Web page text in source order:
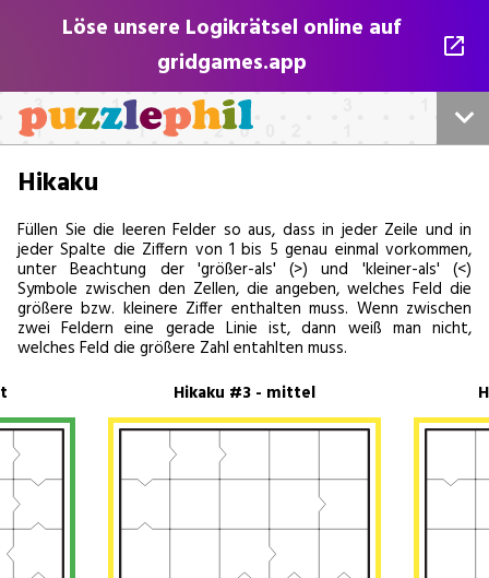
Löse unsere Logikrätsel online auf
gridgames.app
Alle unsere Rätsel
Sudokus
Kreuzwort
Kontakt
Hikaku
Füllen Sie die leeren Felder so aus, dass in jeder Zeile und in
jeder Spalte die Ziffern von 1 bis 5 genau einmal vorkommen,
unter Beachtung der 'größer-als' (>) und 'kleiner-als' (<)
Symbole zwischen den Zellen, die angeben, welches Feld die
größere bzw. kleinere Ziffer enthalten muss. Wenn zwischen
zwei Feldern eine gerade Linie ist, dann weiß man nicht,
welches Feld die größere Zahl entahlten muss.
Hikaku #3 - mittel